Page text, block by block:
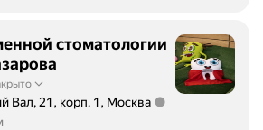
стоматологии
Вал, 21, корп. 1, Москва
1,05 км